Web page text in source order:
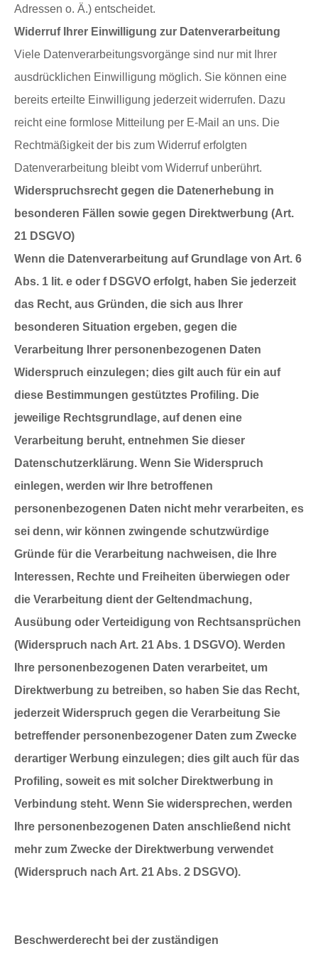
Adressen o. Ä.) entscheidet.
Widerruf Ihrer Einwilligung zur Datenverarbeitung
Viele Datenverarbeitungsvorgänge sind nur mit Ihrer
ausdrücklichen Einwilligung möglich. Sie können eine
bereits erteilte Einwilligung jederzeit widerrufen. Dazu
reicht eine formlose Mitteilung per E-Mail an uns. Die
Rechtmäßigkeit der bis zum Widerruf erfolgten
Datenverarbeitung bleibt vom Widerruf unberührt.
Widerspruchsrecht gegen die Datenerhebung in
besonderen Fällen sowie gegen Direktwerbung (Art.
21 DSGVO)
Wenn die Datenverarbeitung auf Grundlage von Art. 6
Abs. 1 lit. e oder f DSGVO erfolgt, haben Sie jederzeit
das Recht, aus Gründen, die sich aus Ihrer
besonderen Situation ergeben, gegen die
Verarbeitung Ihrer personenbezogenen Daten
Widerspruch einzulegen; dies gilt auch für ein auf
diese Bestimmungen gestütztes Profiling. Die
jeweilige Rechtsgrundlage, auf denen eine
Verarbeitung beruht, entnehmen Sie dieser
Datenschutzerklärung. Wenn Sie Widerspruch
einlegen, werden wir Ihre betroffenen
personenbezogenen Daten nicht mehr verarbeiten, es
sei denn, wir können zwingende schutzwürdige
Gründe für die Verarbeitung nachweisen, die Ihre
Interessen, Rechte und Freiheiten überwiegen oder
die Verarbeitung dient der Geltendmachung,
Ausübung oder Verteidigung von Rechtsansprüchen
(Widerspruch nach Art. 21 Abs. 1 DSGVO). Werden
Ihre personenbezogenen Daten verarbeitet, um
Direktwerbung zu betreiben, so haben Sie das Recht,
jederzeit Widerspruch gegen die Verarbeitung Sie
betreffender personenbezogener Daten zum Zwecke
derartiger Werbung einzulegen; dies gilt auch für das
Profiling, soweit es mit solcher Direktwerbung in
Verbindung steht. Wenn Sie widersprechen, werden
Ihre personenbezogenen Daten anschließend nicht
mehr zum Zwecke der Direktwerbung verwendet
(Widerspruch nach Art. 21 Abs. 2 DSGVO).
Beschwerderecht bei der zuständigen